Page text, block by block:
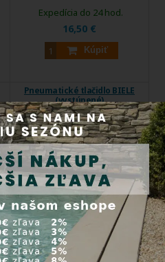
16,50 €
Kúpiť
Expedícia do 24 hod.
Pneumatické tlačidlo BIELE
(vystúpené)
Príslušenstvo na
elektropneumatické ovládanie.
Kód produktu:
520607